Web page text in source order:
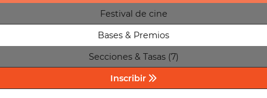
Festival de cine
Bases & Premios
Secciones & Tasas (7)
Inscribir